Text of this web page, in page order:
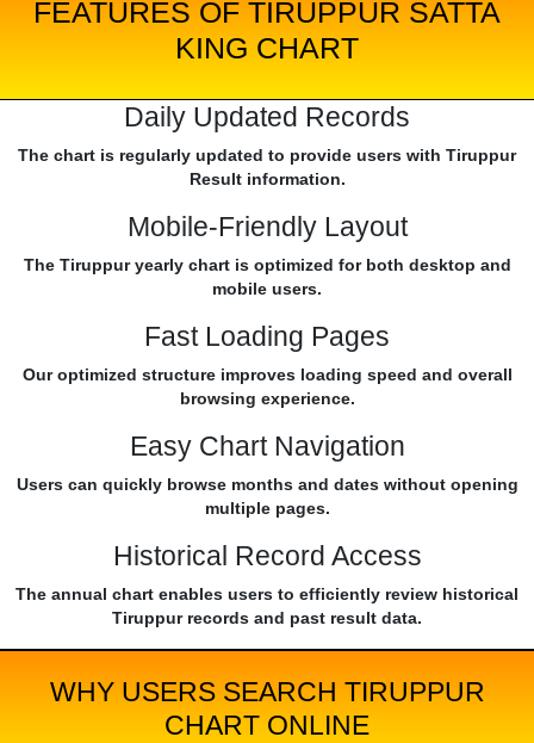
FEATURES OF TIRUPPUR SATTA
KING CHART
Daily Updated Records
The chart is regularly updated to provide users with Tiruppur
Result information.
Mobile-Friendly Layout
The Tiruppur yearly chart is optimized for both desktop and
mobile users.
Fast Loading Pages
Our optimized structure improves loading speed and overall
browsing experience.
Easy Chart Navigation
Users can quickly browse months and dates without opening
multiple pages.
Historical Record Access
The annual chart enables users to efficiently review historical
Tiruppur records and past result data.
WHY USERS SEARCH TIRUPPUR
CHART ONLINE